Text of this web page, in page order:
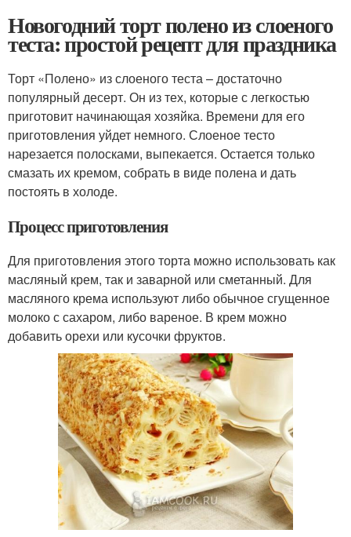
Новогодний торт полено из слоеного
теста: простой рецепт для праздника
Торт «Полено» из слоеного теста – достаточно
популярный десерт. Он из тех, которые с легкостью
приготовит начинающая хозяйка. Времени для его
приготовления уйдет немного. Слоеное тесто
нарезается полосками, выпекается. Остается только
смазать их кремом, собрать в виде полена и дать
постоять в холоде.
Процесс приготовления
Для приготовления этого торта можно использовать как
масляный крем, так и заварной или сметанный. Для
масляного крема используют либо обычное сгущенное
молоко с сахаром, либо вареное. В крем можно
добавить орехи или кусочки фруктов.